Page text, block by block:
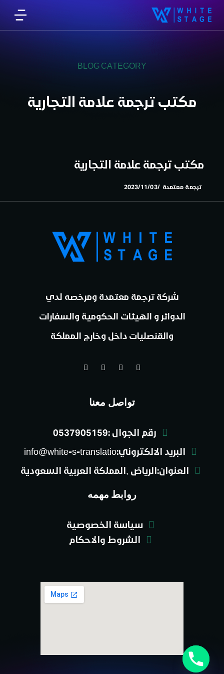
BLOG CATEGORY
مكتب ترجمة علامة التجارية
مكتب ترجمة علامة التجارية
ترجمة معتمدة 2023/11/03
شركة ترجمة معتمدة ومرخصه لدي
الدوائر و الهيئات الحكومية والسفارات
والقنصليات داخل وخارج المملكة
تواصل معنا
رقم الجوال :0537905159
البريد الالكتروني:info@white-s-translatio
العنوان:الرياض ,المملكة العربية السعودية
روابط مهمه
سياسة الخصوصية
الشروط والاحكام